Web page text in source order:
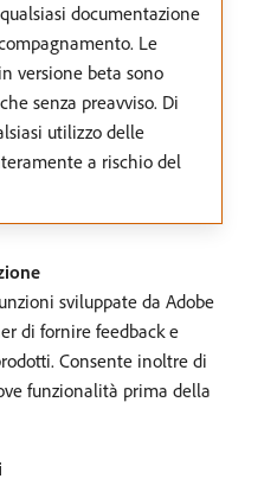
documentazione
Le
versione beta sono
senza preavviso. Di
utilizzo delle
a rischio del
sviluppate da Adobe
di fornire feedback e
Consente inoltre di
funzionalità prima della